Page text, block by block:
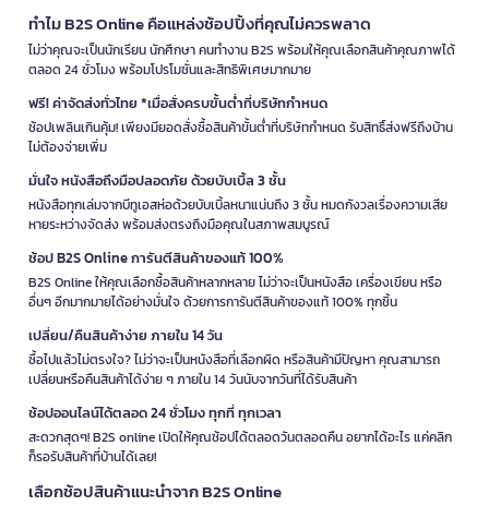
ทำไม B2S Online คือแหล่งช้อปปิ้งที่คุณไม่ควรพลาด
ไม่ว่าคุณจะเป็นนักเรียน นักศึกษา คนทำงาน B2S พร้อมให้คุณเลือกสินค้าคุณภาพได้
ตลอด 24 ชั่วโมง พร้อมโปรโมชั่นและสิทธิพิเศษมากมาย
ฟรี! ค่าจัดส่งทั่วไทย *เมื่อสั่งครบขั้นต่ำที่บริษัทกำหนด
ช้อปเพลินเกินคุ้ม! เพียงมียอดสั่งซื้อสินค้าขั้นต่ำที่บริษัทกำหนด รับสิทธิ์ส่งฟรีถึงบ้าน
ไม่ต้องจ่ายเพิ่ม
มั่นใจ หนังสือถึงมือปลอดภัย ด้วยบับเบิ้ล 3 ชั้น
หนังสือทุกเล่มจากบีทูเอสห่อด้วยบับเบิ้ลหนาแน่นถึง 3 ชั้น หมดกังวลเรื่องความเสีย
หายระหว่างจัดส่ง พร้อมส่งตรงถึงมือคุณในสภาพสมบูรณ์
ช้อป B2S Online การันตีสินค้าของแท้ 100%
B2S Online ให้คุณเลือกซื้อสินค้าหลากหลาย ไม่ว่าจะเป็นหนังสือ เครื่องเขียน หรือ
อื่นๆ อีกมากมายได้อย่างมั่นใจ ด้วยการการันตีสินค้าของแท้ 100% ทุกชิ้น
เปลี่ยน/คืนสินค้าง่าย ภายใน 14 วัน
ซื้อไปแล้วไม่ตรงใจ? ไม่ว่าจะเป็นหนังสือที่เลือกผิด หรือสินค้ามีปัญหา คุณสามารถ
เปลี่ยนหรือคืนสินค้าได้ง่าย ๆ ภายใน 14 วันนับจากวันที่ได้รับสินค้า
ช้อปออนไลน์ได้ตลอด 24 ชั่วโมง ทุกที่ ทุกเวลา
สะดวกสุดๆ! B2S online เปิดให้คุณช้อปได้ตลอดวันตลอดคืน อยากได้อะไร แค่คลิก
ก็รอรับสินค้าที่บ้านได้เลย!
เลือกช้อปสินค้าแนะนำจาก B2S Online